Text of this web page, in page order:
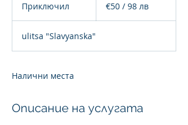
Приключил
к
л
ч
€50 / 98 лв
ulitsa "Slavyanska"
Налични места
Описание на услугата